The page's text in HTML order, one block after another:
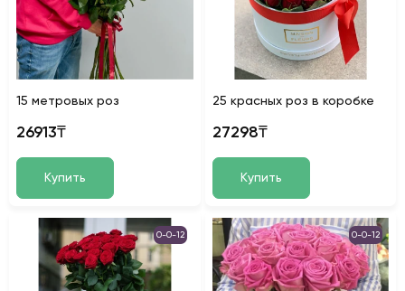
15 метровых роз
26913₸
Купить
25 красных роз в коробке
27298₸
Купить
0-0-12 0-0-12